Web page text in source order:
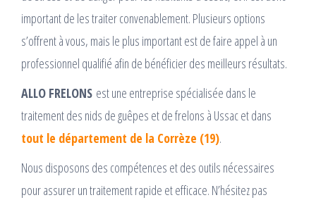
important de les traiter convenablement. Plusieurs options
s’offrent à vous, mais le plus important est de faire appel à un
professionnel qualifié afin de bénéficier des meilleurs résultats.
ALLO FRELONS est une entreprise spécialisée dans le
traitement des nids de guêpes et de frelons à Ussac et dans
tout le département de la Corrèze (19).
Nous disposons des compétences et des outils nécessaires
pour assurer un traitement rapide et efficace. N’hésitez pas